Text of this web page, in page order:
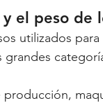
el peso de
utilizados
producción,